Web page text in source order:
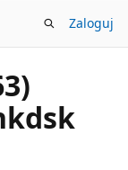
Zaloguj